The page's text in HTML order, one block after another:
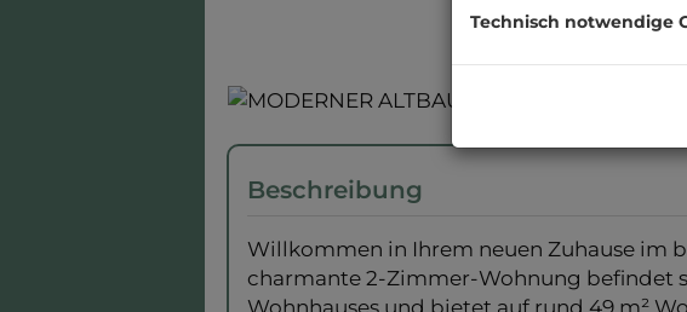
Beschreibung
Willkommen in Ihrem neuen Zuhause im
charmante 2-Zimmer-Wohnung befindet
Wohnhauses und bietet auf rund 49 m²
Technisch notwendige